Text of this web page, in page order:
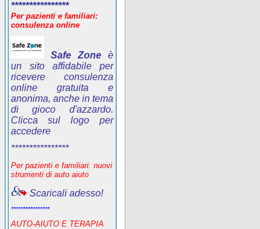
****************
Per pazienti e familiari:
consulenza online
Safe Zoneè
un sito affidabile per
ricevere consulenza
online gratuita e
anonima, anche in tema
di gioco d'azzardo.
Clicca sul logo per
accedere
****************
Per pazienti e familiari: nuovi
strumenti di auto aiuto
Scaricali adesso!
****************
AUTO-AIUTO E TERAPIA